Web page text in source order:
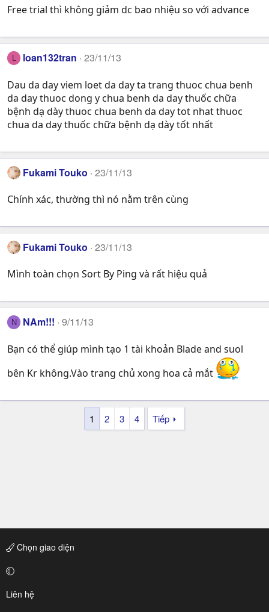
Free trial thì không giảm dc bao nhiệu so với advance
loan132tran 23/11/13
Dau da day viem loet da day ta trang thuoc chua benh
da day thuoc dong y chua benh da day thuốc chữa
bệnh dạ dày thuoc chua benh da day tot nhat thuoc
chua da day thuốc chữa bệnh dạ dày tốt nhất
Fukami Touko 23/11/13
Chính xác, thường thì nó nằm trên cùng
Fukami Touko 23/11/13
Mình toàn chọn Sort By Ping và rất hiệu quả
N NAm!!! 9/11/13
Bạn có thể giúp mình tạo 1 tài khoản Blade and suol
bên Kr không.Vào trang chủ xong hoa cả mắt
1 2 3 4 Tiếp
Chọn giao diện
Liên hệ